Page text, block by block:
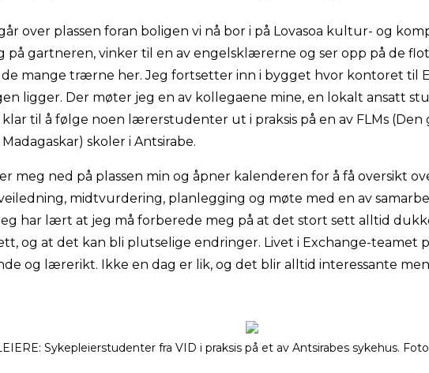
over plassen foran boligen vi nå bor i på Lovasoa kultur- og
på gartneren, vinker til en av engelsklærerne og ser opp på de
de mange trærne her. Jeg fortsetter inn i bygget hvor kontoret til
ligger. Der møter jeg en av kollegaene mine, en lokalt ansatt
til å følge noen lærerstudenter ut i praksis på en av FLMs (Den
skoler i Antsirabe.
meg ned på plassen min og åpner kalenderen for å få oversikt
midtvurdering, planlegging og møte med en av
har lært at jeg må forberede meg på at det stort sett alltid
og at det kan bli plutselige endringer. Livet i Exchange-teamet
og lærerikt. Ikke en dag er lik, og det blir alltid interessante
Sykepleierstudenter fra VID i praksis på et av Antsirabes sykehus.